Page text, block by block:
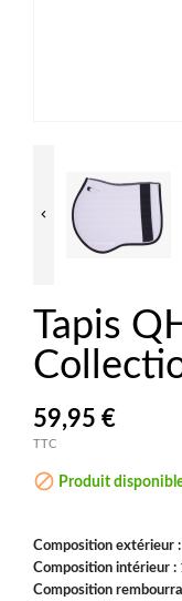

Tapis
59,95 €
TTC
 Produit
Composition extérieur :
Composition intérieur :
Composition